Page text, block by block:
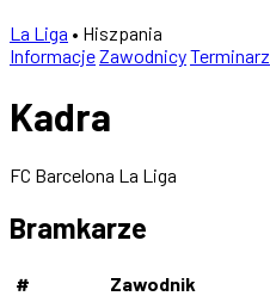
La Liga • Hiszpania
InformacjeZawodnicyTerminarz
Kadra
FC Barcelona La Liga
Bramkarze
# Zawodnik